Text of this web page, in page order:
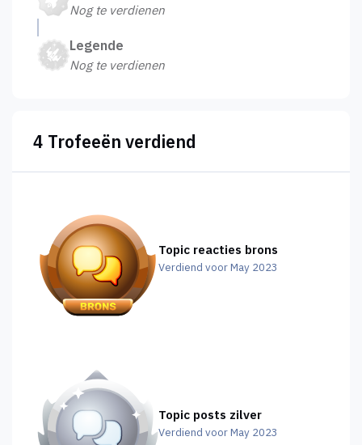
Nog te verdienen
Legende
Nog te verdienen
4 Trofeeën verdiend
Topic reacties brons
Verdiend voor May 2023
Topic posts zilver
Verdiend voor May 2023